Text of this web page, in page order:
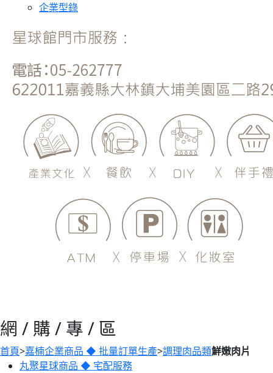
企業型錄
網 / 購 / 專 / 區
首頁>嘉楠企業商品 ◆ 批量訂單生產>調理肉品類鮮嫩肉片
丸聚星球商品 ◆ 宅配服務